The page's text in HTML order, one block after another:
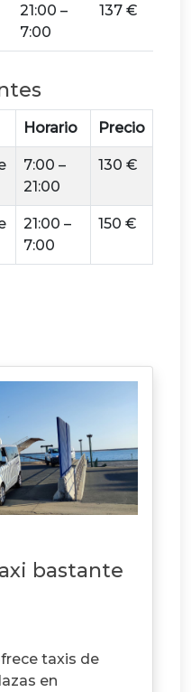
21:00 –
7:00
137 €
Horario Precio
7:00 –
21:00
130 €
21:00 –
7:00
150 €
bastante
taxis de
en